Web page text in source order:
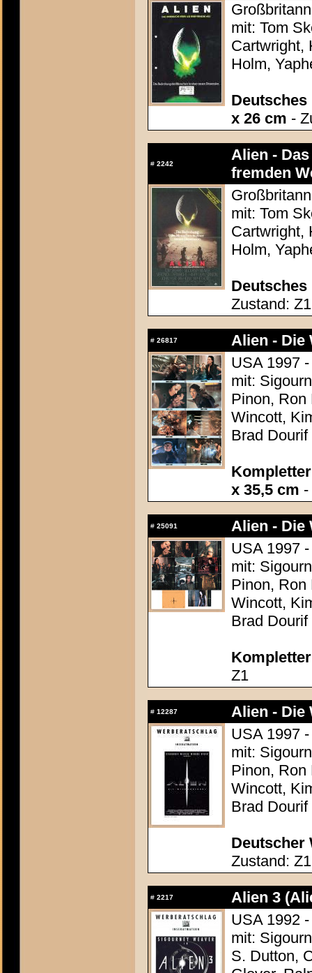
mit: Tom
Cartwright,
Holm,
x 26 cm -
# 2242
Alien -
fremden
mit: Tom
Cartwright,
Holm,
Deutsches
Zustand:
# 26817
Alien - Die
USA 1997
mit:
Pinon, Ron
Wincott,
Brad Dourif
x 35,5 cm
# 25091
Alien - Die
USA 1997
mit:
Pinon, Ron
Wincott,
Brad Dourif
Z1
# 12287
Alien - Die
USA 1997
mit:
Pinon, Ron
Wincott,
Brad Dourif
Deutscher
Zustand: Z1
# 2217
Alien 3
USA 1992
mit:
S. Dutton,